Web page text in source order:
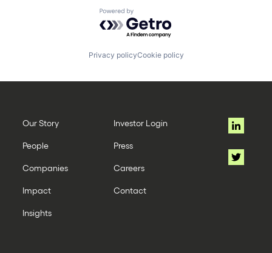
Powered by Getro.com
Privacy policyCookie policy
Our Story
People
Companies
Impact
Insights
Investor Login
Press
Careers
Contact